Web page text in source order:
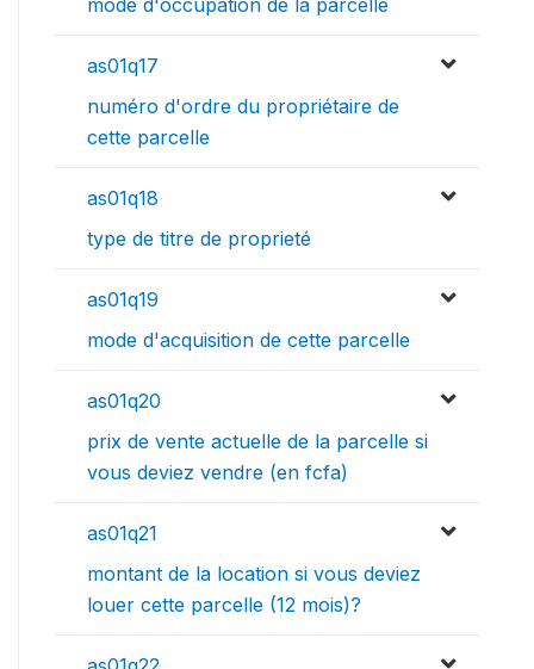
as01q17
numéro d'ordre du propriétaire de
cette parcelle
as01q18
type de titre de proprieté
as01q19
mode d'acquisition de cette parcelle
as01q20
prix de vente actuelle de la parcelle si
vous deviez vendre (en fcfa)
as01q21
montant de la location si vous deviez
louer cette parcelle (12 mois)?